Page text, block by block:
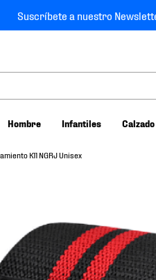
Suscríbete a nuestro
Hombre Infantiles Calzado
K11 NGRJ Unisex